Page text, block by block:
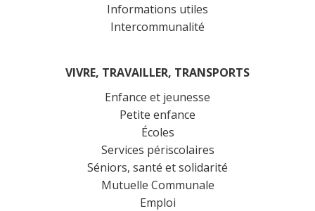
Informations utiles
Intercommunalité
VIVRE, TRAVAILLER, TRANSPORTS
Enfance et jeunesse
Petite enfance
Écoles
Services périscolaires
Séniors, santé et solidarité
Mutuelle Communale
Emploi